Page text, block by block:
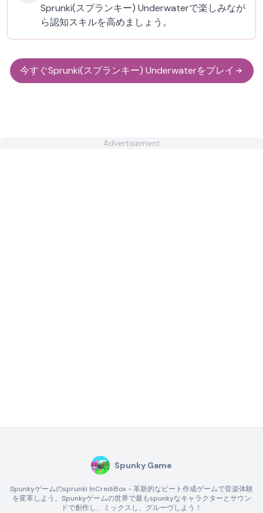
Sprunki(スプランキー) Underwaterで楽しみなが
ら認知スキルを高めましょう。
今すぐSprunki(スプランキー) Underwaterをプレイ
Advertisement
Spunky Game
Spunkyゲームのsprunki InCrediBox - 革新的なビート作成ゲームで音楽体験
を変革しよう。Spunkyゲームの世界で最もspunkyなキャラクターとサウン
ドで創作し、ミックスし、グルーヴしよう！